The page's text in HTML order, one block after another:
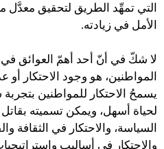
التي تمهِّد الطريق لتحقيق معدَّل
الأمل في زيادته.
لا شكّ في أنّ أحد أهمّ العوائق
المواطنين، هو وجود الاحتكار
يسمحُ الاحتكار للمواطنين
لحياة أسهل، ويمكن تسميته بقاتل
السياسة، والاحتكار في الثقافة
والاحتكار في أساليب